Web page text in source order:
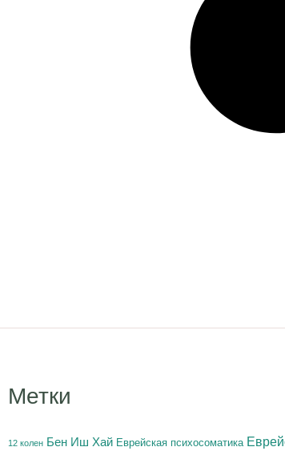
Метки
12 колен Бен Иш Хай Еврейская психосоматика